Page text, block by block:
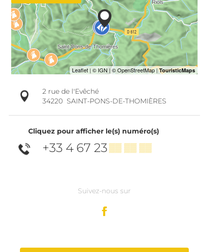
2 rue de l'Evêché
34220 SAINT-PONS-DE-THOMIÈRES
Cliquez pour afficher le(s) numéro(s)
+33 4 67 23▒▒ ▒▒ ▒▒
Suivez-nous sur